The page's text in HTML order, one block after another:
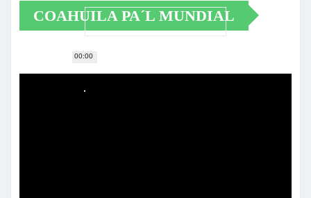
00:00
COAHUILA PA´L MUNDIAL
Reproductor